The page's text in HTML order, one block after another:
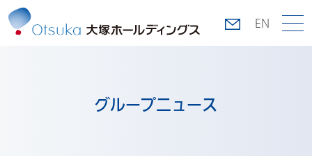
EN
グループニュース